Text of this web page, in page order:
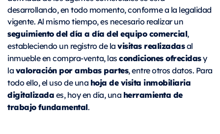
desarrollando, en todo momento, conforme a la legalidad
vigente. Al mismo tiempo, es necesario realizar un
seguimiento del día a día del equipo comercial,
estableciendo un registro de lavisitas realizadasal
inmueble en compra-venta, lascondiciones ofrecidasy
lavaloración por ambas partes, entre otros datos. Para
todo ello, el uso de una hoja de visita inmobiliaria
digitalizadaes, hoy en día, una herramienta de
trabajo fundamental.